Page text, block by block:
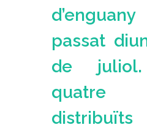
passat
de